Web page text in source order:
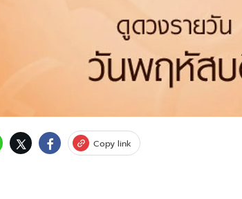
บริษัท อิมเมจ ฟิวเจอร์ (ประเทศไทย) จำกัด
Copy link